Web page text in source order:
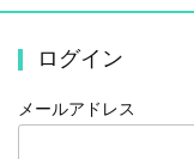
ログイン
メールアドレス